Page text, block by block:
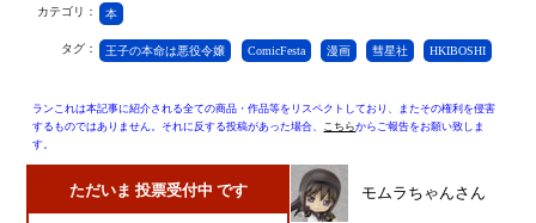
カテゴリ： 本
タグ： 王子の本命は悪役令嬢 ComicFesta 漫画 彗星社 HKIBOSHI
ランこれは本記事に紹介される全ての商品・作品等をリスペクトしており、またその権利を侵害
するものではありません。それに反する投稿があった場合、 こちらからご報告をお願い致しま
す。
ただいま 投票受付中 です モムラちゃんさん